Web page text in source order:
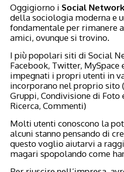
Oggigiorno i Social
della sociologia moderna e
fondamentale per rimanere
amici, ovunque si trovino.
I più popolari siti di Social
Facebook, Twitter, MySpace
impegnati i propri utenti in
incorporano nel proprio sito
Gruppi, Condivisione di Foto
Ricerca, Commenti)
Molti utenti conoscono la
alcuni stanno pensando di
questo voglio aiutarvi a
magari spopolando come